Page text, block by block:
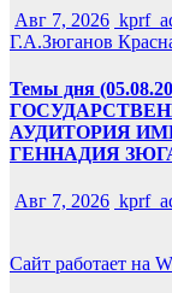
Авг 7, 2026
Г.А.Зюганов
Темы дня
АУДИТОРИЯ
ГЕННАДИЯ
Авг 7, 2026
Сайт работает на